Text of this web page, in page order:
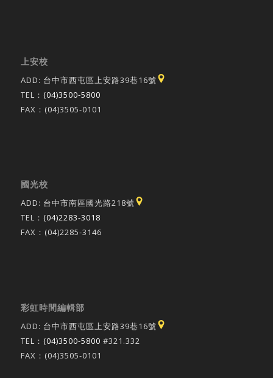
上安校
ADD: 台中市西屯區上安路39巷16號
TEL： (04)3500-5800
FAX：(04)3505-0101
國光校
ADD: 台中市南區國光路218號
TEL： (04)2283-3018
FAX：(04)2285-3146
彩虹時間編輯部
ADD: 台中市西屯區上安路39巷16號
TEL： (04)3500-5800 #321.332
FAX：(04)3505-0101